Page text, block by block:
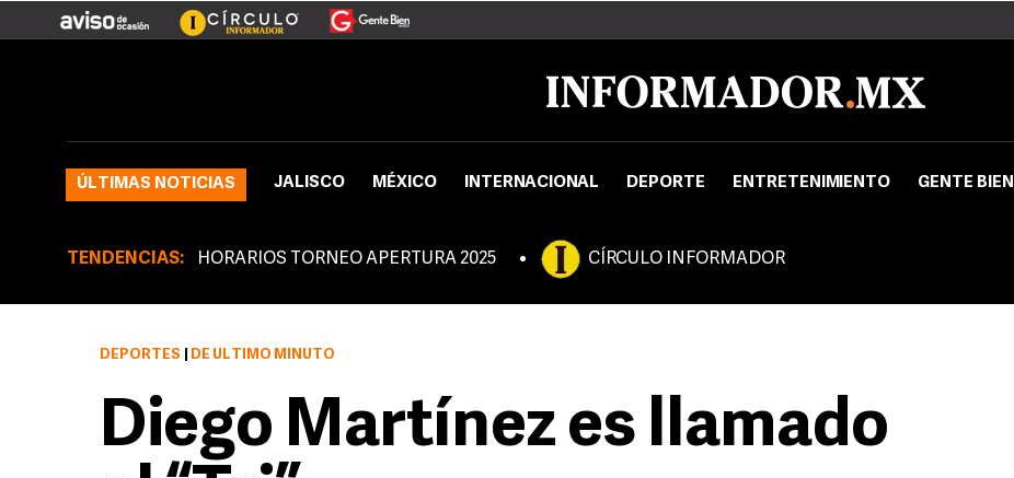
ÚLTIMAS NOTICIAS JALISCO MÉXICO INTERNACIONAL DEPORTE ENTRETENIMIENTO GENTE BIEN
TENDENCIAS: HORARIOS TORNEO APERTURA 2025 CÍRCULO INFORMADOR
DEPORTES DE ÚLTIMO MINUTO
Diego Martínez es llamado